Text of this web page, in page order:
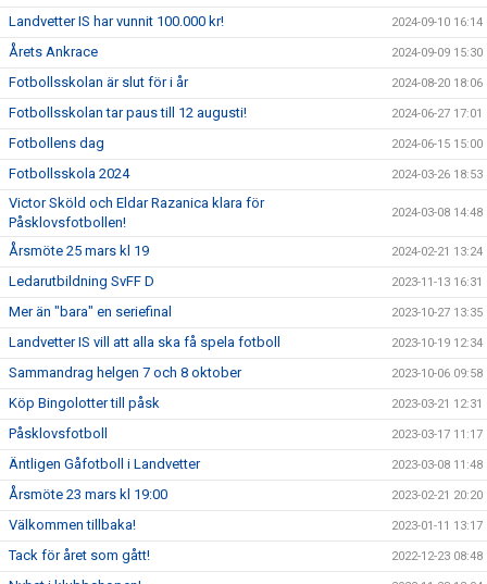
Landvetter IS har vunnit 100.000 kr! 2024-09-10 16:14
Årets Ankrace 2024-09-09 15:30
Fotbollsskolan är slut för i år 2024-08-20 18:06
Fotbollsskolan tar paus till 12 augusti! 2024-06-27 17:01
Fotbollens dag 2024-06-15 15:00
Fotbollsskola 2024 2024-03-26 18:53
Victor Sköld och Eldar Razanica klara för
Påsklovsfotbollen!
2024-03-08 14:48
Årsmöte 25 mars kl 19 2024-02-21 13:24
Ledarutbildning SvFF D 2023-11-13 16:31
Mer än "bara" en seriefinal 2023-10-27 13:35
Landvetter IS vill att alla ska få spela fotboll 2023-10-19 12:34
Sammandrag helgen 7 och 8 oktober 2023-10-06 09:58
Köp Bingolotter till påsk 2023-03-21 12:31
Påsklovsfotboll 2023-03-17 11:17
Äntligen Gåfotboll i Landvetter 2023-03-08 11:48
Årsmöte 23 mars kl 19:00 2023-02-21 20:20
Välkommen tillbaka! 2023-01-11 13:17
Tack för året som gått! 2022-12-23 08:48